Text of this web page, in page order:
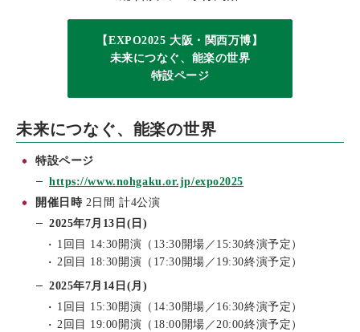
【EXPO2025 大阪・関西万博】
未来につなぐ、能楽の世界
特設ページ
未来につなぐ、能楽の世界
特設ページ
https://www.nohgaku.or.jp/expo2025
開催日時 2日間 計4公演
2025年7月13日(日)
1回目 14:30開演 （13:30開場／15:30終演予定）
2回目 18:30開演 （17:30開場／19:30終演予定）
2025年7月14日(月)
1回目 15:30開演 （14:30開場／16:30終演予定）
2回目 19:00開演 （18:00開場／20:00終演予定）